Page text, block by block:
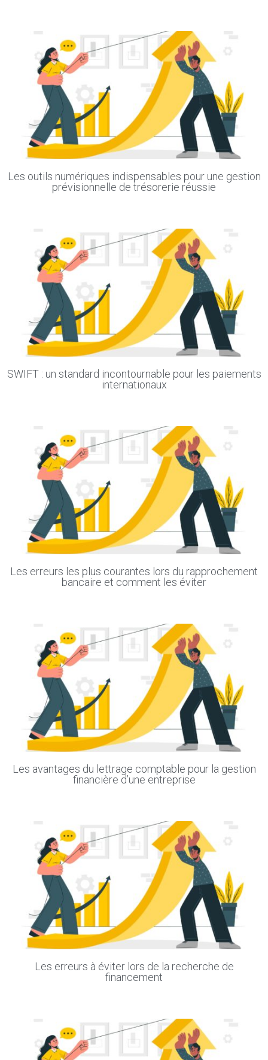
Les outils numériques indispensables pour une gestion
prévisionnelle de trésorerie réussie
SWIFT : un standard incontournable pour les paiements
internationaux
Les erreurs les plus courantes lors du rapprochement
bancaire et comment les éviter
Les avantages du lettrage comptable pour la gestion
financière d’une entreprise
Les erreurs à éviter lors de la recherche de
financement